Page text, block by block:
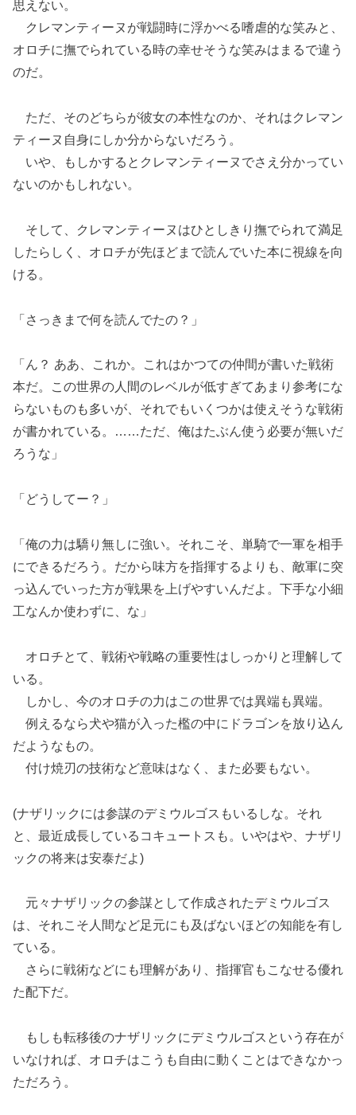
思えない。
クレマンティーヌが戦闘時に浮かべる嗜虐的な笑みと、
オロチに撫でられている時の幸せそうな笑みはまるで違う
のだ。
ただ、そのどちらが彼女の本性なのか、それはクレマン
ティーヌ自身にしか分からないだろう。
いや、もしかするとクレマンティーヌでさえ分かってい
ないのかもしれない。
そして、クレマンティーヌはひとしきり撫でられて満足
したらしく、オロチが先ほどまで読んでいた本に視線を向
ける。
「さっきまで何を読んでたの？」
「ん？ ああ、これか。これはかつての仲間が書いた戦術
本だ。この世界の人間のレベルが低すぎてあまり参考にな
らないものも多いが、それでもいくつかは使えそうな戦術
が書かれている。……ただ、俺はたぶん使う必要が無いだ
ろうな」
「どうしてー？」
「俺の力は驕り無しに強い。それこそ、単騎で一軍を相手
にできるだろう。だから味方を指揮するよりも、敵軍に突
っ込んでいった方が戦果を上げやすいんだよ。下手な小細
工なんか使わずに、な」
オロチとて、戦術や戦略の重要性はしっかりと理解して
いる。
しかし、今のオロチの力はこの世界では異端も異端。
例えるなら犬や猫が入った檻の中にドラゴンを放り込ん
だようなもの。
付け焼刃の技術など意味はなく、また必要もない。
(ナザリックには参謀のデミウルゴスもいるしな。それ
と、最近成長しているコキュートスも。いやはや、ナザリ
ックの将来は安泰だよ)
元々ナザリックの参謀として作成されたデミウルゴス
は、それこそ人間など足元にも及ばないほどの知能を有し
ている。
さらに戦術などにも理解があり、指揮官もこなせる優れ
た配下だ。
もしも転移後のナザリックにデミウルゴスという存在が
いなければ、オロチはこうも自由に動くことはできなかっ
ただろう。